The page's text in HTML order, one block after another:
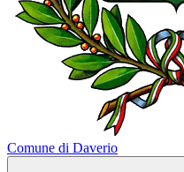
Comune di Daverio